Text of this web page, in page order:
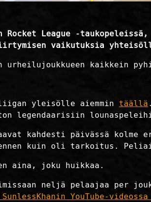
League -taukopeleissä,
vaikutuksia
kaikkein
yleisölle aiemmin täällä
legendaarisiin
kahdesti päivässä kolme
kuin oli tarkoitus.
aina, joku huikkaa.
neljä pelaajaa per
YouTube-videossa